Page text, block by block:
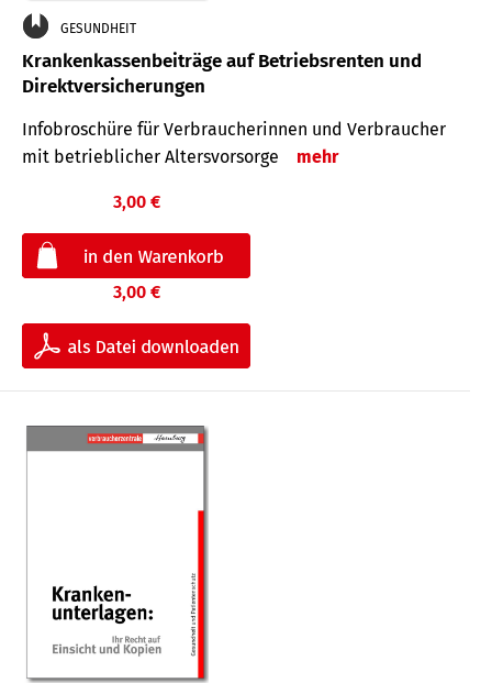
GESUNDHEIT
Krankenkassenbeiträge auf Betriebsrenten und
Direktversicherungen
Infobroschüre für Verbraucherinnen und Verbraucher
mit betrieblicher Altersvorsorge
mehr
3,00 €
3,00 €